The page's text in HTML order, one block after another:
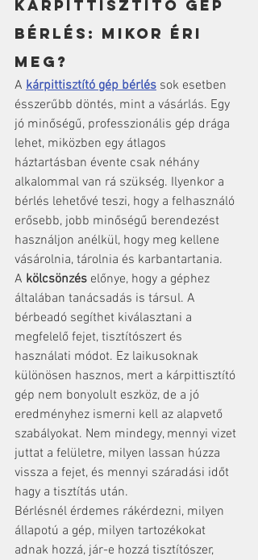
Kárpittisztító gép
bérlés: mikor éri
meg?
A kárpittisztító gép bérlés sok esetben
ésszerűbb döntés, mint a vásárlás. Egy
jó minőségű, professzionális gép drága
lehet, miközben egy átlagos
háztartásban évente csak néhány
alkalommal van rá szükség. Ilyenkor a
bérlés lehetővé teszi, hogy a felhasználó
erősebb, jobb minőségű berendezést
használjon anélkül, hogy meg kellene
vásárolnia, tárolnia és karbantartania.
A kölcsönzés előnye, hogy a géphez
általában tanácsadás is társul. A
bérbeadó segíthet kiválasztani a
megfelelő fejet, tisztítószert és
használati módot. Ez laikusoknak
különösen hasznos, mert a kárpittisztító
gép nem bonyolult eszköz, de a jó
eredményhez ismerni kell az alapvető
szabályokat. Nem mindegy, mennyi vizet
juttat a felületre, milyen lassan húzza
vissza a fejet, és mennyi száradási időt
hagy a tisztítás után.
Bérlésnél érdemes rákérdezni, milyen
állapotú a gép, milyen tartozékokat
adnak hozzá, jár-e hozzá tisztítószer,